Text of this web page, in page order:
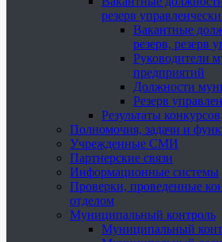
резерв
Вакантные
резерв, резерв
Руководители
предприятий
Должности
Резерв
Результаты конкурсов
Полномочия, задачи и
Учрежденные СМИ
Партнерские связи
Информационные системы
Проверки, проведенные
отделом
Муниципальный контроль
Муниципальный